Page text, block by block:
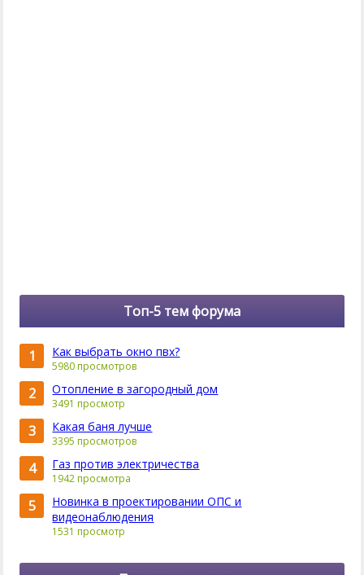
Топ-5 тем форума
1 Как выбрать окно пвх?
5980 просмотров
2 Отопление в загородный дом
3491 просмотр
3 Какая баня лучше
3395 просмотров
4 Газ против электричества
1942 просмотра
5
Новинка в проектировании ОПС и
видеонаблюдения
1531 просмотр